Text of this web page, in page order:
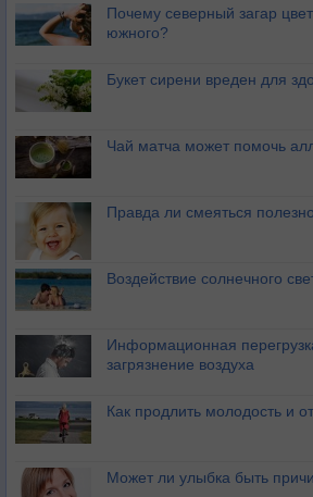
Почему северный загар
южного?
Букет сирени вреден для
Чай матча может помочь
Правда ли смеяться
Воздействие солнечного
Информационная
загрязнение воздуха
Как продлить молодость и
Может ли улыбка быть